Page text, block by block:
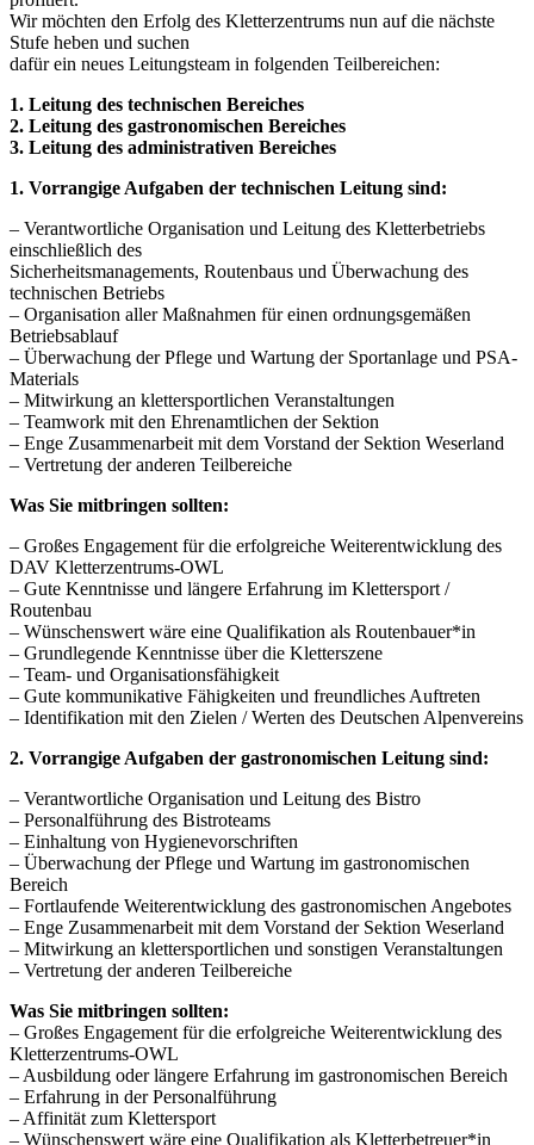
Wir möchten den Erfolg des Kletterzentrums nun auf die nächste
Stufe heben und suchen
dafür ein neues Leitungsteam in folgenden Teilbereichen:
1. Leitung des technischen Bereiches
2. Leitung des gastronomischen Bereiches
3. Leitung des administrativen Bereiches
1. Vorrangige Aufgaben der technischen Leitung sind:
– Verantwortliche Organisation und Leitung des Kletterbetriebs
einschließlich des
Sicherheitsmanagements, Routenbaus und Überwachung des
technischen Betriebs
– Organisation aller Maßnahmen für einen ordnungsgemäßen
Betriebsablauf
– Überwachung der Pflege und Wartung der Sportanlage und PSA-
Materials
– Mitwirkung an klettersportlichen Veranstaltungen
– Teamwork mit den Ehrenamtlichen der Sektion
– Enge Zusammenarbeit mit dem Vorstand der Sektion Weserland
– Vertretung der anderen Teilbereiche
Was Sie mitbringen sollten:
– Großes Engagement für die erfolgreiche Weiterentwicklung des
DAV Kletterzentrums-OWL
– Gute Kenntnisse und längere Erfahrung im Klettersport /
Routenbau
– Wünschenswert wäre eine Qualifikation als Routenbauer*in
– Grundlegende Kenntnisse über die Kletterszene
– Team- und Organisationsfähigkeit
– Gute kommunikative Fähigkeiten und freundliches Auftreten
– Identifikation mit den Zielen / Werten des Deutschen Alpenvereins
2. Vorrangige Aufgaben der gastronomischen Leitung sind:
– Verantwortliche Organisation und Leitung des Bistro
– Personalführung des Bistroteams
– Einhaltung von Hygienevorschriften
– Überwachung der Pflege und Wartung im gastronomischen
Bereich
– Fortlaufende Weiterentwicklung des gastronomischen Angebotes
– Enge Zusammenarbeit mit dem Vorstand der Sektion Weserland
– Mitwirkung an klettersportlichen und sonstigen Veranstaltungen
– Vertretung der anderen Teilbereiche
Was Sie mitbringen sollten:
– Großes Engagement für die erfolgreiche Weiterentwicklung des
Kletterzentrums-OWL
– Ausbildung oder längere Erfahrung im gastronomischen Bereich
– Erfahrung in der Personalführung
– Affinität zum Klettersport
– Wünschenswert wäre eine Qualifikation als Kletterbetreuer*in